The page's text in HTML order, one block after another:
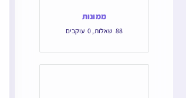
ממונות
88 שאלות,
0 עוקבים